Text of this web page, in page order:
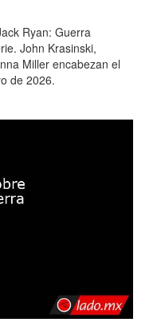
Ryan: Guerra
John Krasinski,
Miller encabezan el
de 2026.